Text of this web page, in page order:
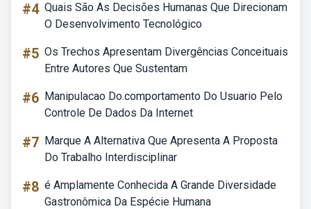
#4 Quais São As Decisões Humanas Que Direcionam
O Desenvolvimento Tecnológico
#5 Os Trechos Apresentam Divergências Conceituais
Entre Autores Que Sustentam
#6 Manipulacao Do.comportamento Do Usuario Pelo
Controle De Dados Da Internet
#7 Marque A Alternativa Que Apresenta A Proposta
Do Trabalho Interdisciplinar
#8 é Amplamente Conhecida A Grande Diversidade
Gastronômica Da Espécie Humana